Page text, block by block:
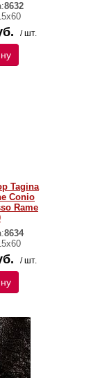
8632
/ шт.
Tagina
Conio
Rame
8634
/ шт.